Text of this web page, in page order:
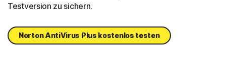
Testversion zu sichern.
Norton AntiVirus Plus kostenlos testen